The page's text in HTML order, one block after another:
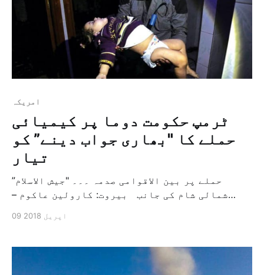
امريكہ
ٹرمپ حکومت دوما پر کیمیائی
حملے کا "بھاری جواب دینے” کو
تیار
حملے پر بین الاقوامی صدمہ ۔۔۔ "جیش الاسلام”
شمالی شام کی جانب بیروت: کارولین عاکوم –
صدر ڈونالڈ ٹرمپ نے مشرقی دمشق میں غوطہ کے
داروں کو "بھاری قیمت چکانے” کا وعدہ کی
09 اپریل 2018